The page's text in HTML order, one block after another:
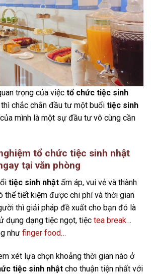
trọng của việc tổ chức tiệc sinh
chắc chắn đầu tư một buổi tiệc sinh
của mình là một sự đầu tư vô cùng cần
tổ chức tiệc sinh nhật
tại văn phòng
tiệc sinh nhật ấm áp, vui vẻ và thành
thể tiết kiệm được chi phí và thời gian
thì giải pháp đề xuất cho bạn đó là
dụng dạng tiệc ngọt, tiệc tea break…
như finger food…
xét lựa chọn khoảng thời gian nào ở
tiệc sinh nhật cho thuận tiện nhất với